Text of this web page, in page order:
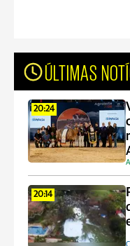
ÚLTIMAS
20:24
20:14